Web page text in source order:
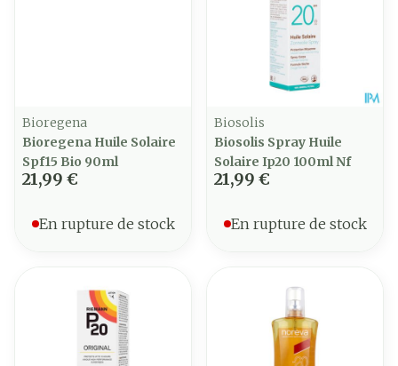
Bioregena
Bioregena Huile Solaire
Spf15 Bio 90ml
21,99 €
En rupture de stock
Biosolis
Biosolis Spray Huile
Solaire Ip20 100ml Nf
21,99 €
En rupture de stock